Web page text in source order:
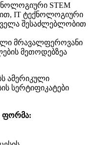
STEM
IT ტექნოლოგიური
შესაძლებლობით
მრავალფეროვანი
მეთოდებზეა
ამერიკული
სერტიფიკატები
ფორმა: